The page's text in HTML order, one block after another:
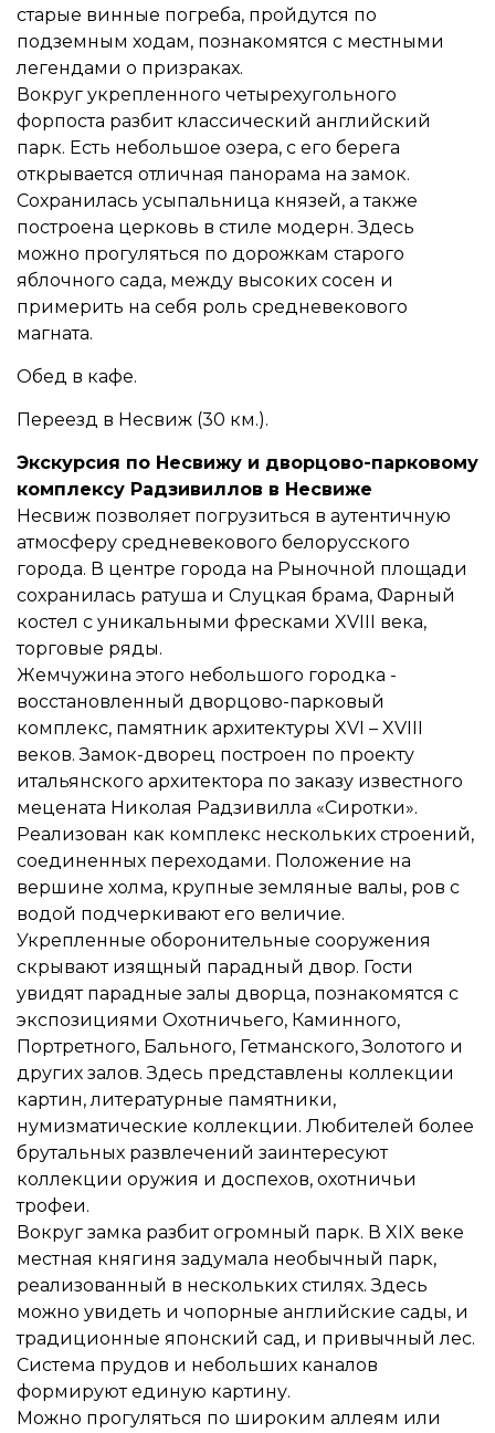
старые винные погреба, пройдутся по
подземным ходам, познакомятся с местными
легендами о призраках.
Вокруг укрепленного четырехугольного
форпоста разбит классический английский
парк. Есть небольшое озера, с его берега
открывается отличная панорама на замок.
Сохранилась усыпальница князей, а также
построена церковь в стиле модерн. Здесь
можно прогуляться по дорожкам старого
яблочного сада, между высоких сосен и
примерить на себя роль средневекового
магната.
Обед в кафе.
Переезд в Несвиж (30 км.).
Экскурсия по Несвижу и дворцово-парковому
комплексу Радзивиллов в Несвиже
Несвиж позволяет погрузиться в аутентичную
атмосферу средневекового белорусского
города. В центре города на Рыночной площади
сохранилась ратуша и Слуцкая брама, Фарный
костел с уникальными фресками XVIII века,
торговые ряды.
Жемчужина этого небольшого городка -
восстановленный дворцово-парковый
комплекс, памятник архитектуры XVI – XVIII
веков. Замок-дворец построен по проекту
итальянского архитектора по заказу известного
мецената Николая Радзивилла «Сиротки».
Реализован как комплекс нескольких строений,
соединенных переходами. Положение на
вершине холма, крупные земляные валы, ров с
водой подчеркивают его величие.
Укрепленные оборонительные сооружения
скрывают изящный парадный двор. Гости
увидят парадные залы дворца, познакомятся с
экспозициями Охотничьего, Каминного,
Портретного, Бального, Гетманского, Золотого и
других залов. Здесь представлены коллекции
картин, литературные памятники,
нумизматические коллекции. Любителей более
брутальных развлечений заинтересуют
коллекции оружия и доспехов, охотничьи
трофеи.
Вокруг замка разбит огромный парк. В XIX веке
местная княгиня задумала необычный парк,
реализованный в нескольких стилях. Здесь
можно увидеть и чопорные английские сады, и
традиционные японский сад, и привычный лес.
Система прудов и небольших каналов
формируют единую картину.
Можно прогуляться по широким аллеям или